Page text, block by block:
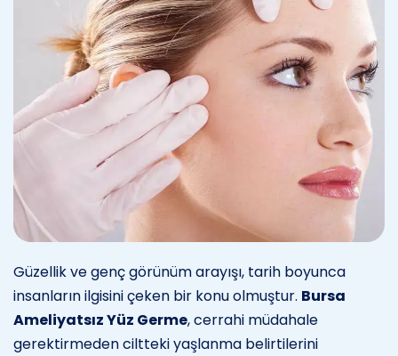
Güzellik ve genç görünüm arayışı, tarih boyunca
insanların ilgisini çeken bir konu olmuştur. Bursa
Ameliyatsız Yüz Germe, cerrahi müdahale
gerektirmeden ciltteki yaşlanma belirtilerini